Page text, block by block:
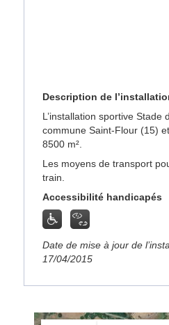
Description de
L’installation sportive Stade
commune Saint-Flour (15)
8500 m².
Les moyens de transport
train.
Accessibilité handicapés
Date de mise à jour de
17/04/2015